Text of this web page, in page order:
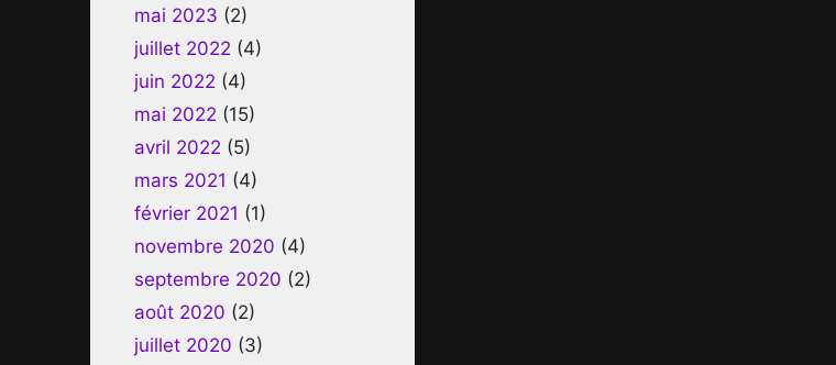
mai 2023 (2)
juillet 2022 (4)
juin 2022 (4)
mai 2022 (15)
avril 2022 (5)
mars 2021 (4)
février 2021 (1)
novembre 2020 (4)
septembre 2020 (2)
août 2020 (2)
juillet 2020 (3)